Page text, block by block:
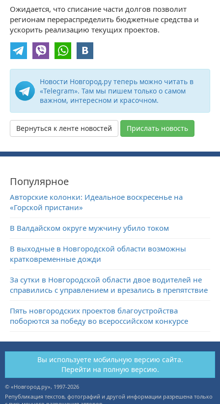
Ожидается, что списание части долгов позволит
регионам перераспределить бюджетные средства и
ускорить реализацию текущих проектов.
Новости Новгород.ру теперь можно читать в
«Telegram». Там мы пишем только о самом
важном, интересном и красочном.
Вернуться к ленте новостей Прислать новость
Популярное
Авторские колонки: Идеальное воскресенье на
«Горской пристани»
В Валдайском округе мужчину убило током
В выходные в Новгородской области возможны
кратковременные дожди
За сутки в Новгородской области двое водителей не
справились с управлением и врезались в препятствие
Пять новгородских проектов благоустройства
поборются за победу во всероссийском конкурсе
Вы используете мобильную версию сайта.
Перейти на полную версию.
© «Новгород.ру», 1997-2026
Републикация текстов, фотографий и другой информации разрешена только